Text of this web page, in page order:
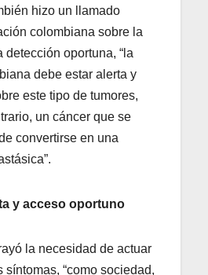
hizo un llamado
colombiana sobre la
detección oportuna, “la
debe estar alerta y
este tipo de tumores,
un cáncer que se
convertirse en una
y acceso oportuno
la necesidad de actuar
síntomas, “como sociedad,